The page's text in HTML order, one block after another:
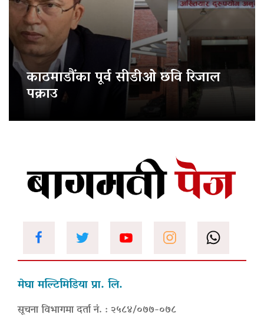
काठमाडौंका पूर्व सीडीओ छवि रिजाल
पक्राउ
मेघा मल्टिमिडिया प्रा. लि.
सूचना विभागमा दर्ता नं. : २५८४/०७७-०७८